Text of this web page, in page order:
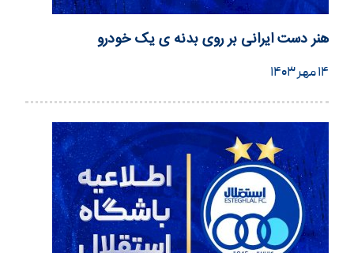
هنر دست ایرانی بر روی بدنه ی یک خودرو
۱۴ مهر ۱۴۰۳